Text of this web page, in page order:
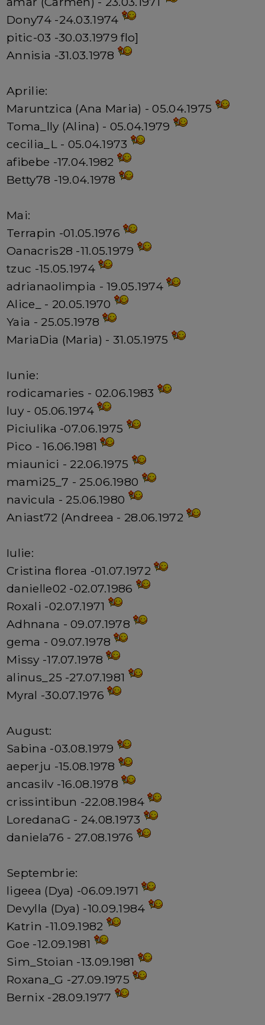
Dony74 -24.03.1974
pitic-03 -30.03.1979 flo]
Annisia -31.03.1978
Aprilie:
Maruntzica (Ana Maria) - 05.04.1975
Toma_lly (Alina) - 05.04.1979
cecilia_L - 05.04.1973
afibebe -17.04.1982
Betty78 -19.04.1978
Mai:
Terrapin -01.05.1976
Oanacris28 -11.05.1979
tzuc -15.05.1974
adrianaolimpia - 19.05.1974
Alice_ - 20.05.1970
Yaia - 25.05.1978
MariaDia (Maria) - 31.05.1975
Iunie:
rodicamaries - 02.06.1983
luy - 05.06.1974
Piciulika -07.06.1975
Pico - 16.06.1981
miaunici - 22.06.1975
mami25_7 - 25.06.1980
navicula - 25.06.1980
Aniast72 (Andreea - 28.06.1972
Iulie:
Cristina florea -01.07.1972
danielle02 -02.07.1986
Roxali -02.07.1971
Adhnana - 09.07.1978
gema - 09.07.1978
Missy -17.07.1978
alinus_25 -27.07.1981
Myral -30.07.1976
August:
Sabina -03.08.1979
aeperju -15.08.1978
ancasilv -16.08.1978
crissintibun -22.08.1984
LoredanaG - 24.08.1973
daniela76 - 27.08.1976
Septembrie:
ligeea (Dya) -06.09.1971
Devylla (Dya) -10.09.1984
Katrin -11.09.1982
Goe -12.09.1981
Sim_Stoian -13.09.1981
Roxana_G -27.09.1975
Bernix -28.09.1977